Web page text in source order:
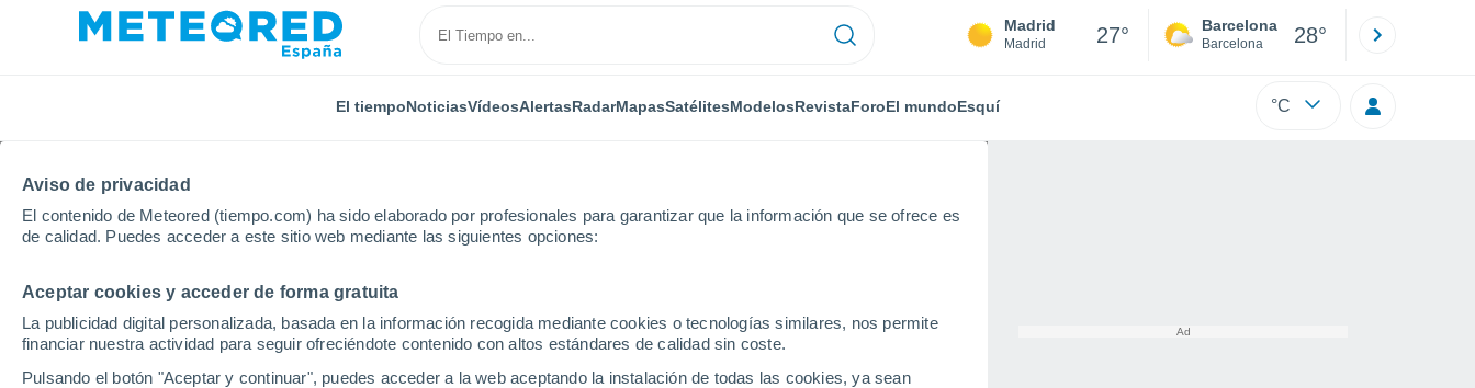
Aviso de privacidad
El contenido de Meteored (tiempo.com) ha sido elaborado por profesionales para garantizar que la información que se ofrece es
de calidad. Puedes acceder a este sitio web mediante las siguientes opciones:
Aceptar cookies y acceder de forma gratuita
La publicidad digital personalizada, basada en la información recogida mediante cookies o tecnologías similares, nos permite
financiar nuestra actividad para seguir ofreciéndote contenido con altos estándares de calidad sin coste.
Pulsando el botón "Aceptar y continuar", puedes acceder a la web aceptando la instalación de todas las cookies, ya sean
Madrid
Madrid 27° Barcelona
Barcelona 28°
El tiempoNoticiasVídeosAlertasRadarMapasSatélitesModelosRevistaForoEl mundoEsquí °C
Inicio Rusia Óblast de Sverdlovsk
El Tiempo en el Óblast de Sverdlovsk